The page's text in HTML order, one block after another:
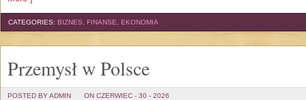
CATEGORIES: BIZNES, FINANSE, EKONOMIA
Przemysł w Polsce
POSTED BY ADMIN ON CZERWIEC - 30 - 2026